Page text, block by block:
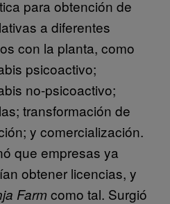
para obtención de
a diferentes
con la planta, como
psicoactivo;
no-psicoactivo;
transformación de
y comercialización.
que empresas ya
obtener licencias, y
Farmcomo tal. Surgió